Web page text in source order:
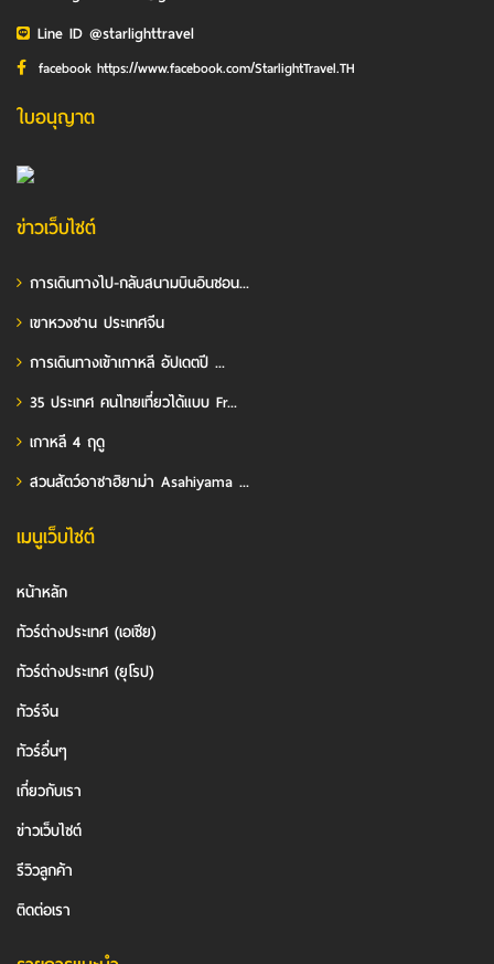
Line ID @starlighttravel
facebook https://www.facebook.com/StarlightTravel.TH
ใบอนุญาต
ข่าวเว็บไซต์
การเดินทางไป-กลับสนามบินอินชอน...
เขาหวงซาน ประเทศจีน
การเดินทางเข้าเกาหลี อัปเดตปี ...
35 ประเทศ คนไทยเที่ยวได้แบบ Fr...
เกาหลี 4 ฤดู
สวนสัตว์อาซาฮิยาม่า Asahiyama ...
เมนูเว็บไซต์
หน้าหลัก
ทัวร์ต่างประเทศ (เอเชีย)
ทัวร์ต่างประเทศ (ยุโรป)
ทัวร์จีน
ทัวร์อื่นๆ
เกี่ยวกับเรา
ข่าวเว็บไซต์
รีวิวลูกค้า
ติดต่อเรา